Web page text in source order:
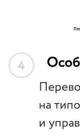
4
на
и